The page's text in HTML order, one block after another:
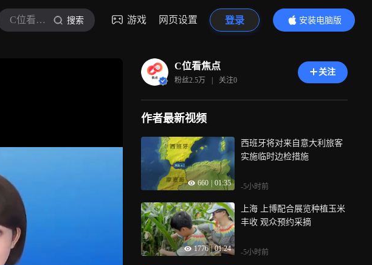
C位看焦点 搜索 游戏 网页设置 登录
安装电脑版
内容更精彩
C位看焦点
粉丝2.5万 | 关注0
关注
作者最新视频
660 01:35
西班牙将对来自意大利旅客
实施临时边检措施
-5小时前
1776 | 01:24
上海 上博配合展览种植玉米
丰收 观众预约采摘
-5小时前